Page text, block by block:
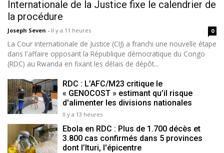
Internationale de la Justice fixe le calendrier de
la procédure
Joseph Seven - Il y a 11 heures 0
La Cour internationale de Justice (CIJ) a franchi une nouvelle étape
dans l'affaire opposant la République démocratique du Congo
(RDC) au Rwanda en fixant les délais de dépôt...
RDC : L’AFC/M23 critique le
« GENOCOST » estimant qu’il risque
d'alimenter les divisions nationales
Il y a 13 heures
Ebola en RDC : Plus de 1.700 décès et
3.800 cas confirmés dans 5 provinces
dont l’Ituri, l'épicentre